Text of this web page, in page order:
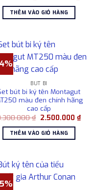
là:
2.025.000 ₫.
THÊM VÀO GIỎ HÀNG
BÚT BI
bút bi ký tên Montagut
màu đen chính hãng
cao cấp
₫ Giá
là:
3.300.000 ₫.
2.500.000 ₫Giá
hiện
THÊM VÀO GIỎ HÀNG